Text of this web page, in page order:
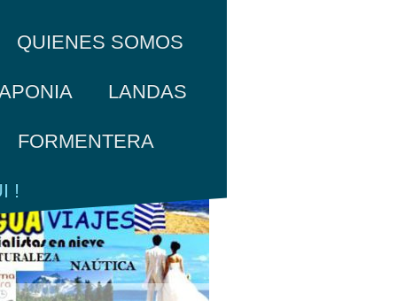
QUIENES SOMOS
LANDAS
FORMENTERA
!